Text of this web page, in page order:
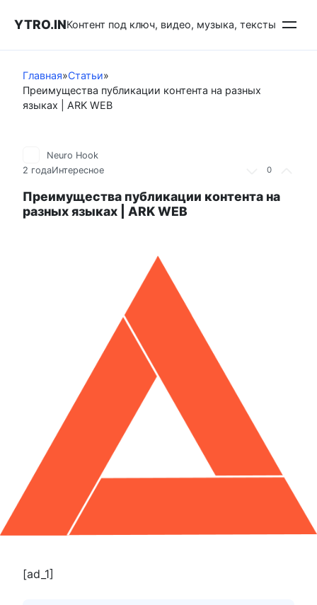
YTRO.INКонтент под ключ, видео, музыка, тексты
Главная»Статьи»
Преимущества публикации контента на разных
языках | ARK WEB
0
Neuro Hook
2 годаИнтересное
Преимущества публикации контента на
разных языках | ARK WEB
[ad_1]